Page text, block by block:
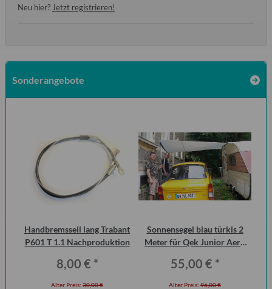
Neu hier? Jetzt registrieren!
Sonderangebote
Handbremsseil lang Trabant
P601 T 1.1 Nachproduktion
8,00 € *
Alter Preis: 30,00 €
Sonnensegel blau türkis 2
Meter für Qek Junior Aero
55,00 € *
Alter Preis: 96,00 €